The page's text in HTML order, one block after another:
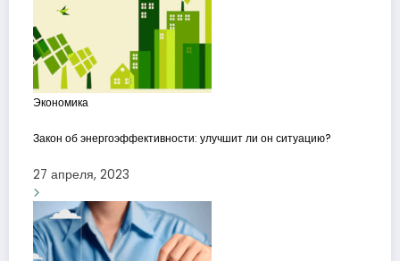
Экономика
Закон об энергоэффективности: улучшит ли он ситуацию?
27 апреля, 2023